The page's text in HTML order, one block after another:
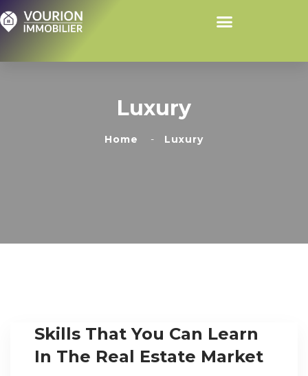
Luxury
Home Luxury
Skills That You Can Learn
In The Real Estate Market